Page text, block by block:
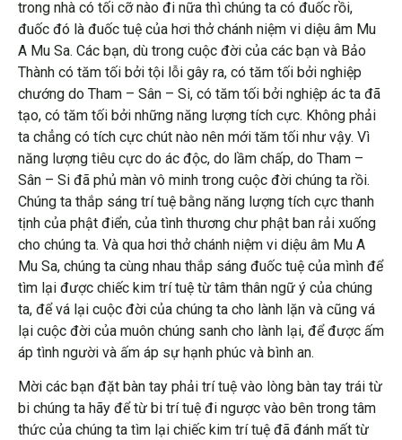
trong nhà có tối cỡ nào đi nữa thì chúng ta có đuốc rồi,
đuốc đó là đuốc tuệ của hơi thở chánh niệm vi diệu âm Mu
A Mu Sa. Các bạn, dù trong cuộc đời của các bạn và Bảo
Thành có tăm tối bởi tội lỗi gây ra, có tăm tối bởi nghiệp
chướng do Tham – Sân – Si, có tăm tối bởi nghiệp ác ta đã
tạo, có tăm tối bởi những năng lượng tích cực. Không phải
ta chẳng có tích cực chút nào nên mới tăm tối như vậy. Vì
năng lượng tiêu cực do ác độc, do lầm chấp, do Tham –
Sân – Si đã phủ màn vô minh trong cuộc đời chúng ta rồi.
Chúng ta thắp sáng trí tuệ bằng năng lượng tích cực thanh
tịnh của phật điển, của tình thương chư phật ban rải xuống
cho chúng ta. Và qua hơi thở chánh niệm vi diệu âm Mu A
Mu Sa, chúng ta cùng nhau thắp sáng đuốc tuệ của mình để
tìm lại được chiếc kim trí tuệ từ tâm thân ngữ ý của chúng
ta, để vá lại cuộc đời của chúng ta cho lành lặn và cũng vá
lại cuộc đời của muôn chúng sanh cho lành lại, để được ấm
áp tình người và ấm áp sự hạnh phúc và bình an.
Mời các bạn đặt bàn tay phải trí tuệ vào lòng bàn tay trái từ
bi chúng ta hãy để từ bi trí tuệ đi ngược vào bên trong tâm
thức của chúng ta tìm lại chiếc kim trí tuệ đã đánh mất từ